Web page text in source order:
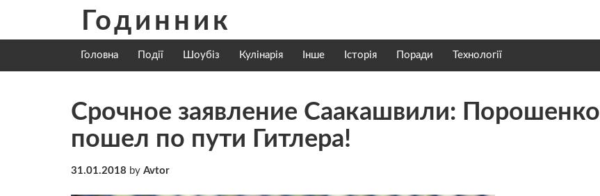
content
Годинник
Головна Події Шоубіз Кулінарія Інше Історія Поради Технології
Срочное заявление Саакашвили: Порошенко
пошел по пути Гитлера!
31.01.2018 by Avtor